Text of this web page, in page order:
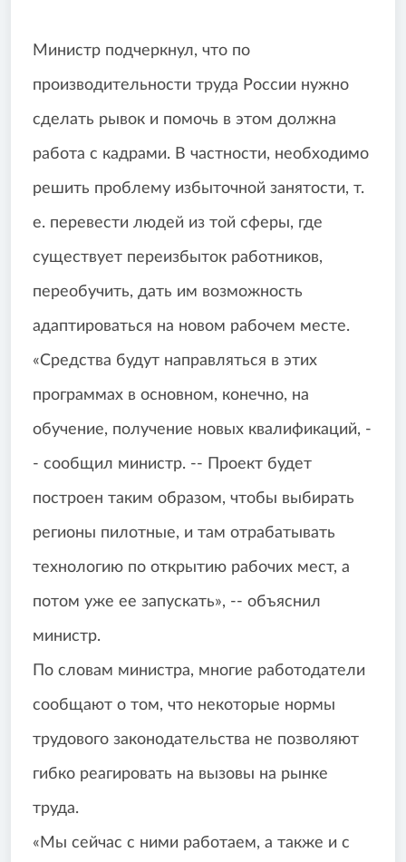
Министр подчеркнул, что по
производительности труда России нужно
сделать рывок и помочь в этом должна
работа с кадрами. В частности, необходимо
решить проблему избыточной занятости, т.
е. перевести людей из той сферы, где
существует переизбыток работников,
переобучить, дать им возможность
адаптироваться на новом рабочем месте.
«Средства будут направляться в этих
программах в основном, конечно, на
обучение, получение новых квалификаций, -
- сообщил министр. -- Проект будет
построен таким образом, чтобы выбирать
регионы пилотные, и там отрабатывать
технологию по открытию рабочих мест, а
потом уже ее запускать», -- объяснил
министр.
По словам министра, многие работодатели
сообщают о том, что некоторые нормы
трудового законодательства не позволяют
гибко реагировать на вызовы на рынке
труда.
«Мы сейчас с ними работаем, а также и с